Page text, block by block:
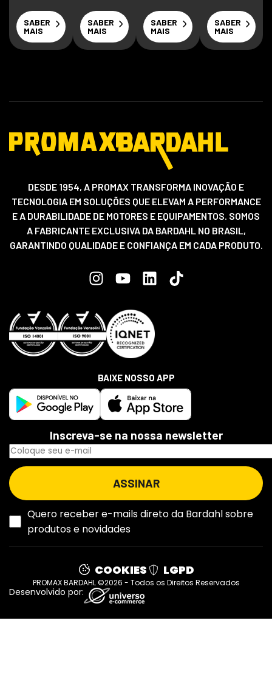
SABER
MAIS
SABER
MAIS
SABER
MAIS
SABER
MAIS
DESDE 1954, A PROMAX TRANSFORMA INOVAÇÃO E
TECNOLOGIA EM SOLUÇÕES QUE ELEVAM A PERFORMANCE
E A DURABILIDADE DE MOTORES E EQUIPAMENTOS. SOMOS
A FABRICANTE EXCLUSIVA DA BARDAHL NO BRASIL,
GARANTINDO QUALIDADE E CONFIANÇA EM CADA PRODUTO.
Inscreva-se na nossa newsletter
Quero receber e-mails direto da Bardahl sobre
produtos e novidades
BAIXE NOSSO APP
COOKIES LGPD
PROMAX BARDAHL ©2026 - Todos os Direitos Reservados
Desenvolvido por: